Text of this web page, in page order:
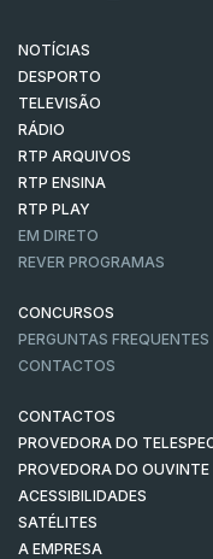
NOTÍCIAS
DESPORTO
TELEVISÃO
RÁDIO
RTP ARQUIVOS
RTP ENSINA
RTP PLAY
EM DIRETO
REVER PROGRAMAS
CONCURSOS
PERGUNTAS FREQUENTES
CONTACTOS
CONTACTOS
PROVEDORA DO
PROVEDORA DO OUVINTE
ACESSIBILIDADES
SATÉLITES
A EMPRESA